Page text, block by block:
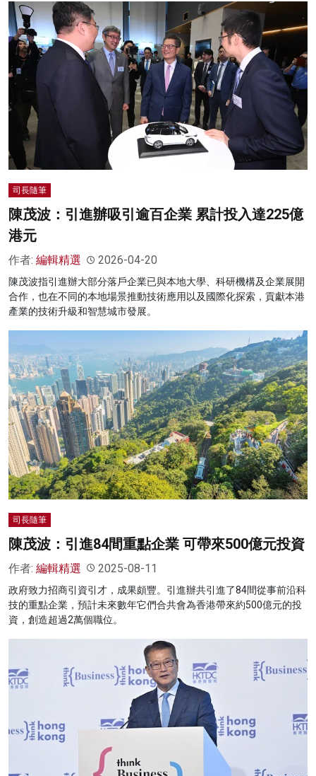
司長隨筆
陳茂波：引進辦吸引逾百企業 累計投入達225億
港元
作者: 編輯精選 2026-04-20
陳茂波指引進辦大部分落戶企業已與本地大學、科研機構及企業展開
合作，也在不同的本地場景推動技術應用以及國際化探索，貢獻本港
產業的技術升級和智慧城市發展。
司長隨筆
陳茂波：引進84間重點企業 可帶來500億元投資
作者: 編輯精選 2025-08-11
政府致力招商引資引才，成果頗豐。引進辦共引進了84間從事前沿科
技的重點企業，預計未來數年它們合共會為香港帶來約500億元的投
資，創造超過2萬個職位。